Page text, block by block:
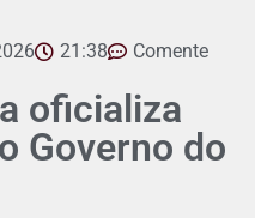
21:38 Comente
oficializa
Governo do